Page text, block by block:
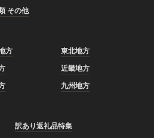
その他
方
東北地方
近畿地方
九州地方
訳あり返礼品特集